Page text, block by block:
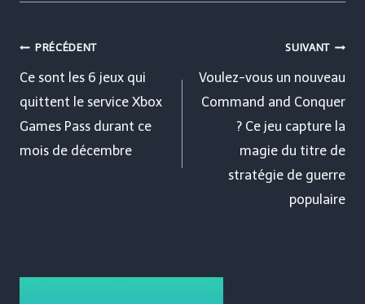
Navigation
de
l’article
PRÉCÉDENT
Ce sont les 6 jeux qui
quittent le service Xbox
Games Pass durant ce
mois de décembre
SUIVANT
Voulez-vous un nouveau
Command and Conquer
? Ce jeu capture la
magie du titre de
stratégie de guerre
populaire